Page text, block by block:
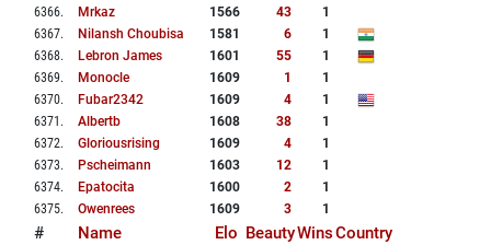
6366. Mrkaz 1566 43
1
6367. Nilansh Choubisa 1581 6
1
6368. Lebron James 1601 55
1
6369. Monocle 1609 1
1
6370. Fubar2342 1609 4
1
6371 . Albertb 1608 38
1
6372. Gloriousrising 1609 4
1
6373. Pscheimann 1603 12
1
6374. Epatocita 1600 2
1
6375. Owenrees 1609 3 1
# Name Elo BeautyWinsCountry